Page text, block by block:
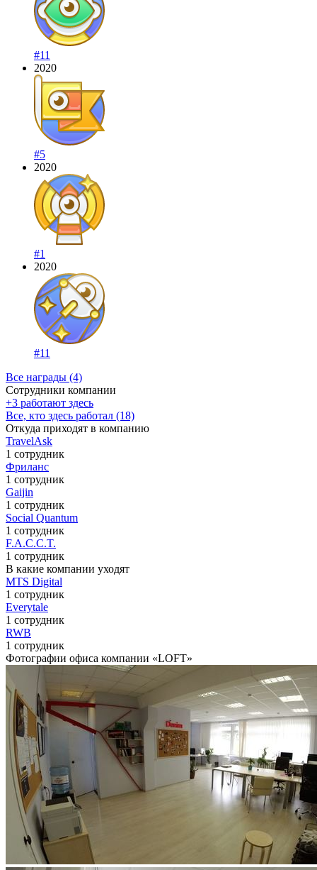
#11
2020
#5
2020
#1
2020
#11
Все награды (4)
Сотрудники компании
+3 работают здесь
Все, кто здесь работал (18)
Откуда приходят в компанию
TravelAsk
1 сотрудник
Фриланс
1 сотрудник
Gaijin
1 сотрудник
Social Quantum
1 сотрудник
F.A.C.C.T.
1 сотрудник
В какие компании уходят
MTS Digital
1 сотрудник
Everytale
1 сотрудник
RWB
1 сотрудник
Фотографии офиса компании «LOFT»